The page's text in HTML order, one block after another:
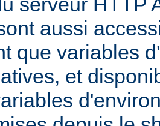
aussi
que variables
et